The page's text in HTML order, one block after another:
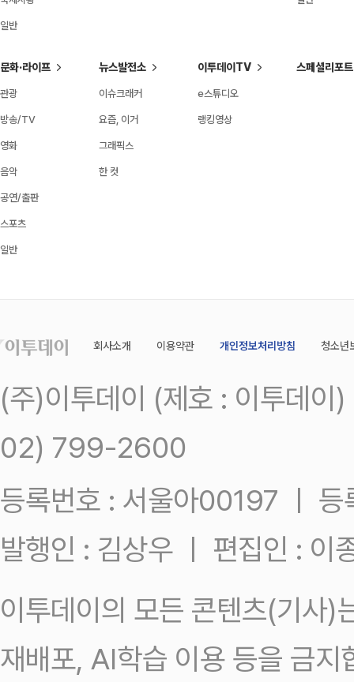
일반
문화·라이프
관광
방송/TV
영화
음악
공연/출판
스포츠
일반
뉴스발전소
이슈크래커
요즘, 이거
그래픽스
한 컷
이투데이TV
e스튜디오
랭킹영상
스페셜리포트
회사소개 이용약관 개인정보처리방침 청소년
(주)이투데이 (제호 : 이투데
02) 799-2600
등록번호 : 서울아00197 ㅣ
발행인 : 김상우 ㅣ 편집인 : 이
이투데이의 모든 콘텐츠(기사)
재배포, AI학습 이용 등을 금지